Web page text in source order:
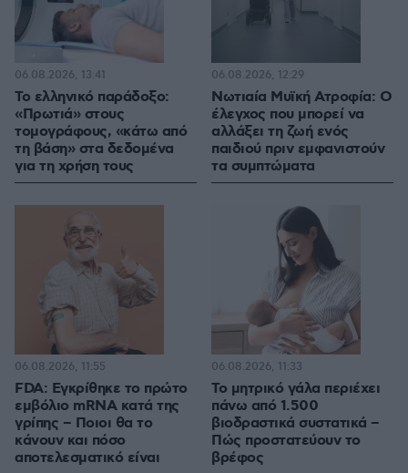
Το ελληνικό παράδοξο:
«Πρωτιά» στους
τομογράφους, «κάτω από
τη βάση» στα δεδομένα
για τη χρήση τους
06.08.2026, 13:41
Νωτιαία Μυϊκή Ατροφία: Ο
έλεγχος που μπορεί να
αλλάξει τη ζωή ενός
παιδιού πριν εμφανιστούν
τα συμπτώματα
06.08.2026, 12:29
FDA: Εγκρίθηκε το πρώτο
εμβόλιο mRNA κατά της
γρίπης – Ποιοι θα το
κάνουν και πόσο
αποτελεσματικό είναι
06.08.2026, 11:55
Το μητρικό γάλα περιέχει
πάνω από 1.500
βιοδραστικά συστατικά –
Πώς προστατεύουν το
βρέφος
06.08.2026, 11:33